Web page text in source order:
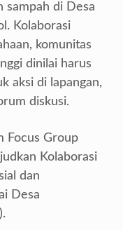
sampah di Desa
Kolaborasi
komunitas
dinilai harus
aksi di lapangan,
diskusi.
Focus Group
Kolaborasi
dan
Desa